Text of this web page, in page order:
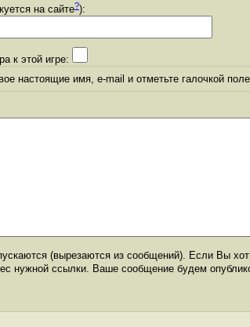
на сайте?):
к этой игре:
настоящие имя, e-mail и отметьте галочкой
(вырезаются из сообщений). Если Вы
нужной ссылки. Ваше сообщение будем